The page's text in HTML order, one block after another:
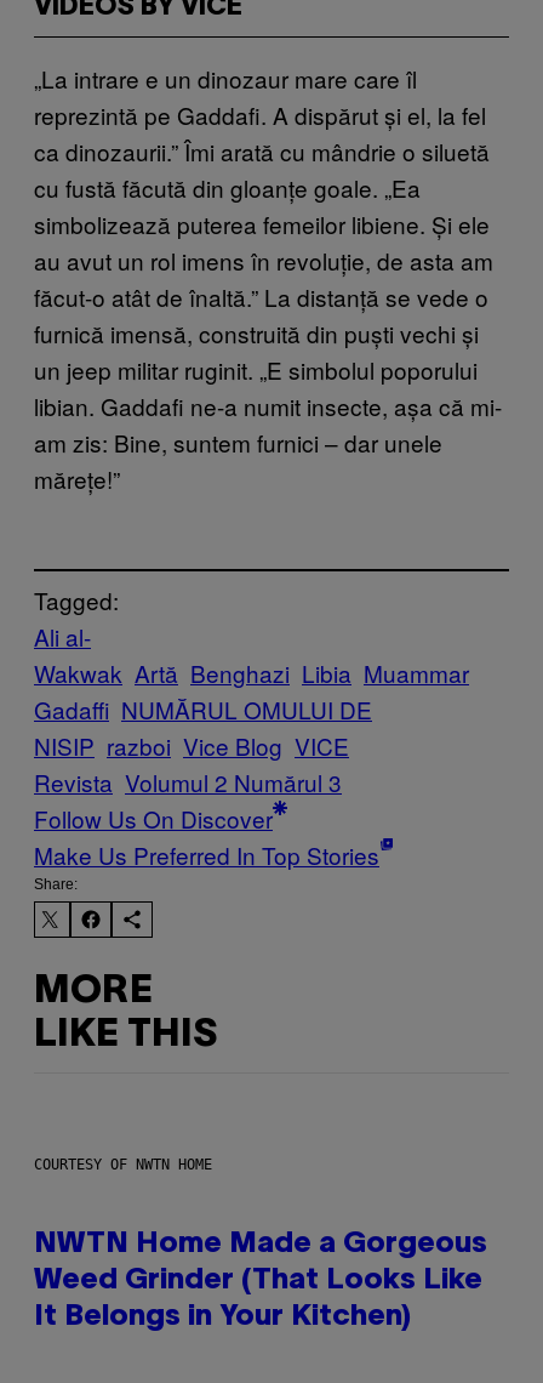
VIDEOS BY VICE
„La intrare e un dinozaur mare care îl
reprezintă pe Gaddafi. A dispărut și el, la fel
ca dinozaurii.” Îmi arată cu mândrie o siluetă
cu fustă făcută din gloanțe goale. „Ea
simbolizează puterea femeilor libiene. Și ele
au avut un rol imens în revoluție, de asta am
făcut-o atât de înaltă.” La distanță se vede o
furnică imensă, construită din puști vechi și
un jeep militar ruginit. „E simbolul poporului
libian. Gaddafi ne-a numit insecte, așa că mi-
am zis: Bine, suntem furnici – dar unele
mărețe!”
Tagged:
Ali al-
Wakwak Artă Benghazi Libia Muammar
Gadaffi NUMĂRUL OMULUI DE
NISIP razboi Vice Blog VICE
Revista Volumul 2 Numărul 3
Follow Us On Discover
Make Us Preferred In Top Stories
Share:
MORE
LIKE THIS
COURTESY OF NWTN HOME
NWTN Home Made a Gorgeous
Weed Grinder (That Looks Like
It Belongs in Your Kitchen)